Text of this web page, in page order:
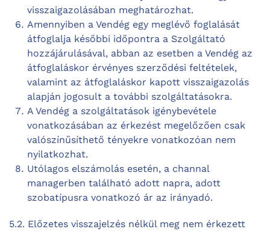
visszaigazolásában meghatározhat.
Amennyiben a Vendég egy meglévő foglalását
átfoglalja későbbi időpontra a Szolgáltató
hozzájárulásával, abban az esetben a Vendég az
átfoglaláskor érvényes szerződési feltételek,
valamint az átfoglaláskor kapott visszaigazolás
alapján jogosult a további szolgáltatásokra.
A Vendég a szolgáltatások igénybevétele
vonatkozásában az érkezést megelőzően csak
valószínűsíthető tényekre vonatkozóan nem
nyilatkozhat.
Utólagos elszámolás esetén, a channal
managerben található adott napra, adott
szobatípusra vonatkozó ár az irányadó.
5.2. Előzetes visszajelzés nélkül meg nem érkezett